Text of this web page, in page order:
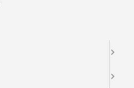
Strahlung